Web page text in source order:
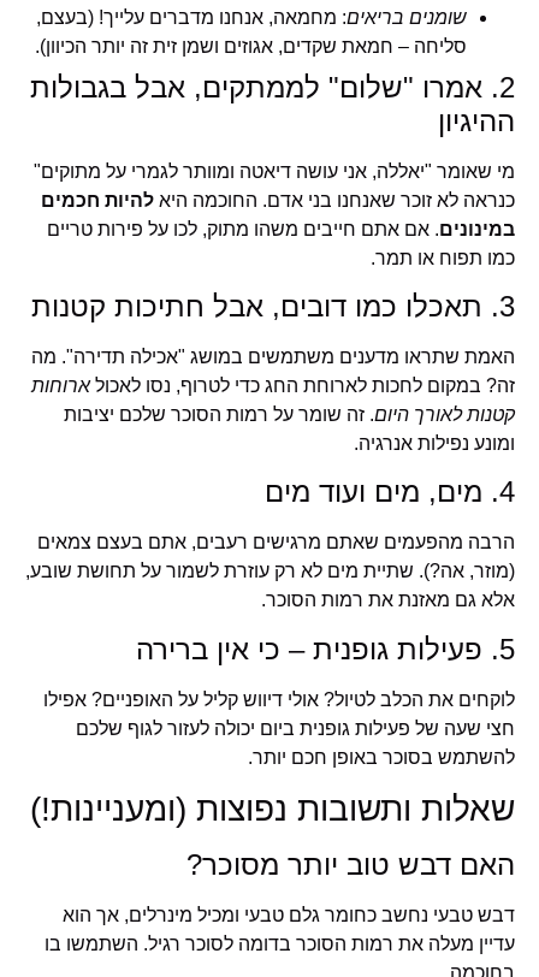
שומנים בריאים: מחמאה, אנחנו מדברים עלייך! (בעצם,
סליחה – חמאת שקדים, אגוזים ושמן זית זה יותר הכיוון).
2. אמרו "שלום" לממתקים, אבל בגבולות
ההיגיון
מי שאומר "יאללה, אני עושה דיאטה ומוותר לגמרי על מתוקים"
כנראה לא זוכר שאנחנו בני אדם. החוכמה היא להיות חכמים
במינונים. אם אתם חייבים משהו מתוק, לכו על פירות טריים
כמו תפוח או תמר.
3. תאכלו כמו דובים, אבל חתיכות קטנות
האמת שתראו מדענים משתמשים במושג "אכילה תדירה". מה
זה? במקום לחכות לארוחת החג כדי לטרוף, נסו לאכולארוחות
קטנות לאורך היום. זה שומר על רמות הסוכר שלכם יציבות
ומונע נפילות אנרגיה.
4. מים, מים ועוד מים
הרבה מהפעמים שאתם מרגישים רעבים, אתם בעצם צמאים
(מוזר, אה?). שתיית מים לא רק עוזרת לשמור על תחושת שובע,
אלא גם מאזנת את רמות הסוכר.
5. פעילות גופנית – כי אין ברירה
לוקחים את הכלב לטיול? אולי דיווש קליל על האופניים? אפילו
חצי שעה של פעילות גופנית ביום יכולה לעזור לגוף שלכם
להשתמש בסוכר באופן חכם יותר.
שאלות ותשובות נפוצות (ומעניינות!)
האם דבש טוב יותר מסוכר?
דבש טבעי נחשב כחומר גלם טבעי ומכיל מינרלים, אך הוא
עדיין מעלה את רמות הסוכר בדומה לסוכר רגיל. השתמשו בו